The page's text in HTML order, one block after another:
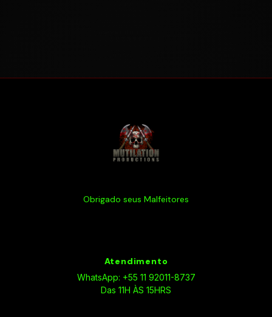
Obrigado seus Malfeitores
Atendimento
WhatsApp: +55 11 92011-8737
Das 11H ÀS 15HRS